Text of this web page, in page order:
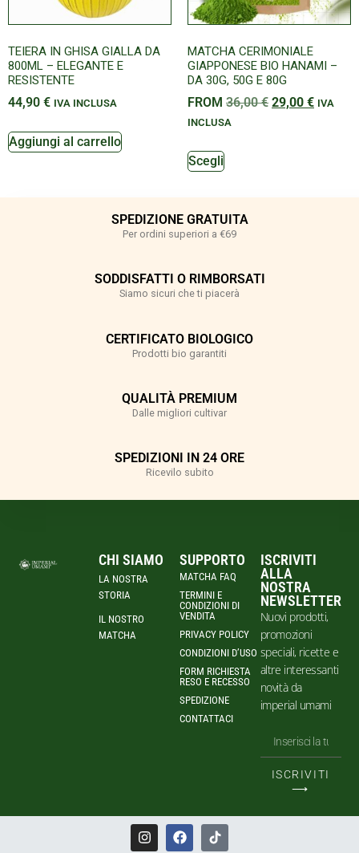
TEIERA IN GHISA GIALLA DA
800ML – ELEGANTE E
RESISTENTE
44,90 € IVA INCLUSA
Aggiungi al carrello
MATCHA CERIMONIALE
GIAPPONESE BIO HANAMI –
DA 30G, 50G E 80G
FROM 36,00€ 29,00 € IVA
INCLUSA
Scegli
SPEDIZIONE GRATUITA
Per ordini superiori a €69
SODDISFATTI O RIMBORSATI
Siamo sicuri che ti piacerà
CERTIFICATO BIOLOGICO
Prodotti bio garantiti
QUALITÀ PREMIUM
Dalle migliori cultivar
SPEDIZIONI IN 24 ORE
Ricevilo subito
CHI SIAMO
LA NOSTRA
STORIA
IL NOSTRO
MATCHA
SUPPORTO
MATCHA FAQ
TERMINI E
CONDIZIONI DI
VENDITA
PRIVACY POLICY
CONDIZIONI D’USO
FORM RICHIESTA
RESO E RECESSO
SPEDIZIONE
CONTATTACI
ISCRIVITI
ALLA
NOSTRA
NEWSLETTER
Nuovi prodotti,
promozioni
speciali, ricette e
altre interessanti
novità da
imperial umami
ISCRIVITI
⟶